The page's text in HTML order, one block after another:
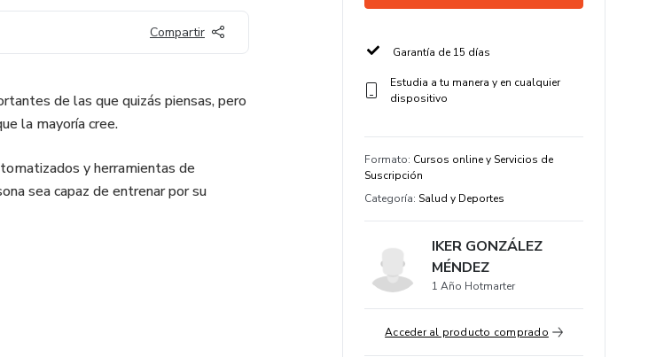
Compartir
de las que quizás piensas, pero
la mayoría cree.
y herramientas de
sea capaz de entrenar por su
Garantía de 15 días
Estudia a tu manera y en cualquier
dispositivo
Formato: Cursos online y Servicios de
Suscripción
Categoría: Salud y Deportes
IKER GONZÁLEZ
MÉNDEZ
1 Año Hotmarter
Acceder al producto comprado